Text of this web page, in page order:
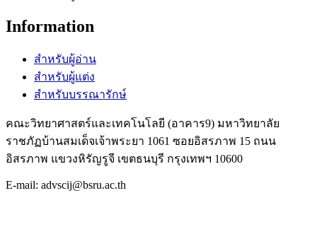
Information
สำหรับผู้อ่าน
สำหรับผู้แต่ง
สำหรับบรรณารักษ์
คณะวิทยาศาสตร์และเทคโนโลยี (อาคาร9) มหาวิทยาลัย
ราชภัฏบ้านสมเด็จเจ้าพระยา 1061 ซอยอิสรภาพ 15 ถนน
อิสรภาพ แขวงหิรัญรูจี เขตธนบุรี กรุงเทพฯ 10600
E-mail: advscij@bsru.ac.th